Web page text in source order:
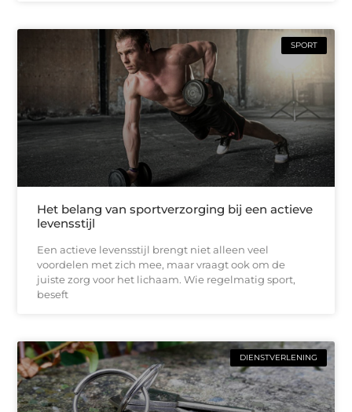
SPORT
Het belang van sportverzorging bij een actieve
levensstijl
Een actieve levensstijl brengt niet alleen veel
voordelen met zich mee, maar vraagt ook om de
juiste zorg voor het lichaam. Wie regelmatig sport,
beseft
DIENSTVERLENING